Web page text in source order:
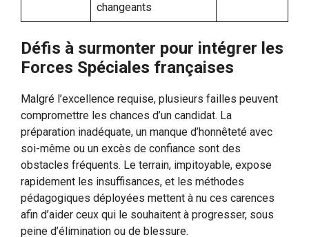
changeants
Défis à surmonter pour intégrer les
Forces Spéciales françaises
Malgré l’excellence requise, plusieurs failles peuvent
compromettre les chances d’un candidat. La
préparation inadéquate, un manque d’honnêteté avec
soi-même ou un excès de confiance sont des
obstacles fréquents. Le terrain, impitoyable, expose
rapidement les insuffisances, et les méthodes
pédagogiques déployées mettent à nu ces carences
afin d’aider ceux qui le souhaitent à progresser, sous
peine d’élimination ou de blessure.